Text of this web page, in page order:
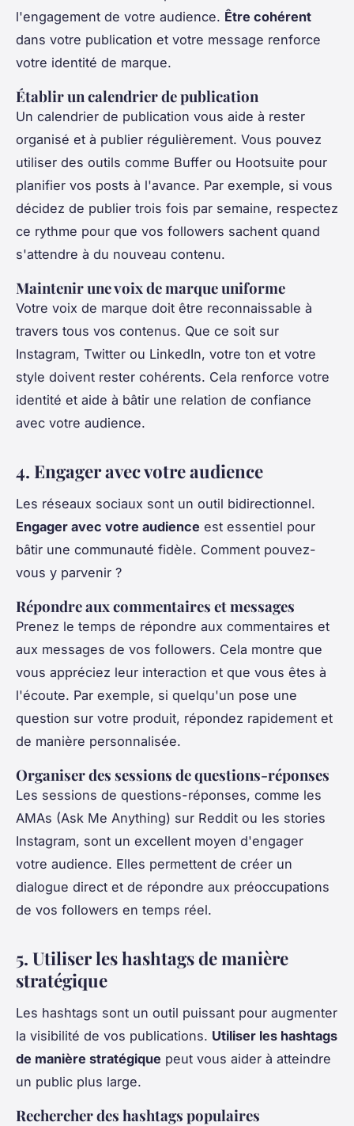
l'engagement de votre audience. Être cohérent
dans votre publication et votre message renforce
votre identité de marque.
Établir un calendrier de publication
Un calendrier de publication vous aide à rester
organisé et à publier régulièrement. Vous pouvez
utiliser des outils comme Buffer ou Hootsuite pour
planifier vos posts à l'avance. Par exemple, si vous
décidez de publier trois fois par semaine, respectez
ce rythme pour que vos followers sachent quand
s'attendre à du nouveau contenu.
Maintenir une voix de marque uniforme
Votre voix de marque doit être reconnaissable à
travers tous vos contenus. Que ce soit sur
Instagram, Twitter ou LinkedIn, votre ton et votre
style doivent rester cohérents. Cela renforce votre
identité et aide à bâtir une relation de confiance
avec votre audience.
4. Engager avec votre audience
Les réseaux sociaux sont un outil bidirectionnel.
Engager avec votre audience est essentiel pour
bâtir une communauté fidèle. Comment pouvez-
vous y parvenir ?
Répondre aux commentaires et messages
Prenez le temps de répondre aux commentaires et
aux messages de vos followers. Cela montre que
vous appréciez leur interaction et que vous êtes à
l'écoute. Par exemple, si quelqu'un pose une
question sur votre produit, répondez rapidement et
de manière personnalisée.
Organiser des sessions de questions-réponses
Les sessions de questions-réponses, comme les
AMAs (Ask Me Anything) sur Reddit ou les stories
Instagram, sont un excellent moyen d'engager
votre audience. Elles permettent de créer un
dialogue direct et de répondre aux préoccupations
de vos followers en temps réel.
5. Utiliser les hashtags de manière
stratégique
Les hashtags sont un outil puissant pour augmenter
la visibilité de vos publications. Utiliser les hashtags
de manière stratégique peut vous aider à atteindre
un public plus large.
Rechercher des hashtags populaires